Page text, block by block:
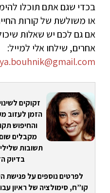
בכדי שגם אתם תוכלו
או משולשת של קורות
אם גם לכם יש שאלות
אחרים, שילחו אלי למייל:
זקוקים
הזמן לעזוב
והחיפוש
מקבלים
תשובות
בדיוק
לפרטים נוספים על פגישת
קו”ח, סימולציה של ראיון